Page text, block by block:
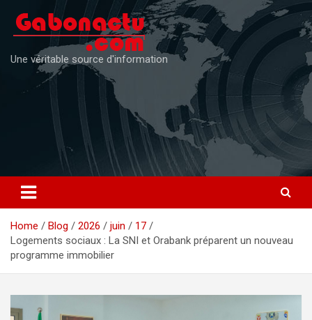
content
Une véritable source d'information
Home Blog 2026 juin
17
Logements sociaux : La SNI et Orabank préparent un nouveau
programme immobilier